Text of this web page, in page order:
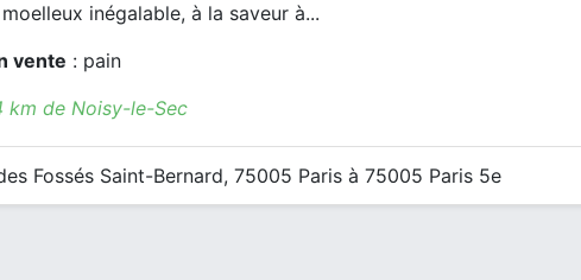
inégalable, à la saveur à...
vente : pain
km de Noisy-le-Sec
Fossés Saint-Bernard, 75005 Paris à 75005 Paris 5e